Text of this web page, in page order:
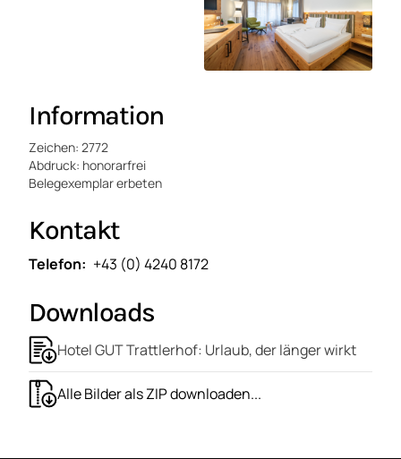
Information
Zeichen: 2772
Abdruck: honorarfrei
Belegexemplar erbeten
Kontakt
Telefon +43 (0) 4240 8172
Downloads
Hotel GUT Trattlerhof: Urlaub, der länger wirkt
Alle Bilder als ZIP downloaden...